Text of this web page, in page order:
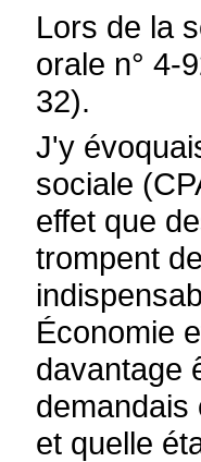
Lors de la
orale n° 4-
32).
J'y
sociale
effet que
trompent
Économie
davantage
demandais
et quelle